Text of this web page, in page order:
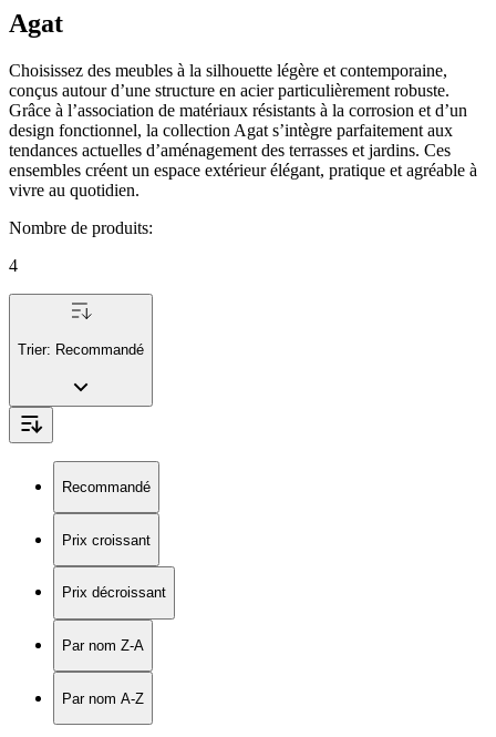
Agat
Choisissez des meubles à la silhouette légère et contemporaine,
conçus autour d’une structure en acier particulièrement robuste.
Grâce à l’association de matériaux résistants à la corrosion et d’un
design fonctionnel, la collection Agat s’intègre parfaitement aux
tendances actuelles d’aménagement des terrasses et jardins. Ces
ensembles créent un espace extérieur élégant, pratique et agréable à
vivre au quotidien.
Nombre de produits:
4
Trier: Recommandé
Recommandé
Prix croissant
Prix décroissant
Par nom Z-A
Par nom A-Z